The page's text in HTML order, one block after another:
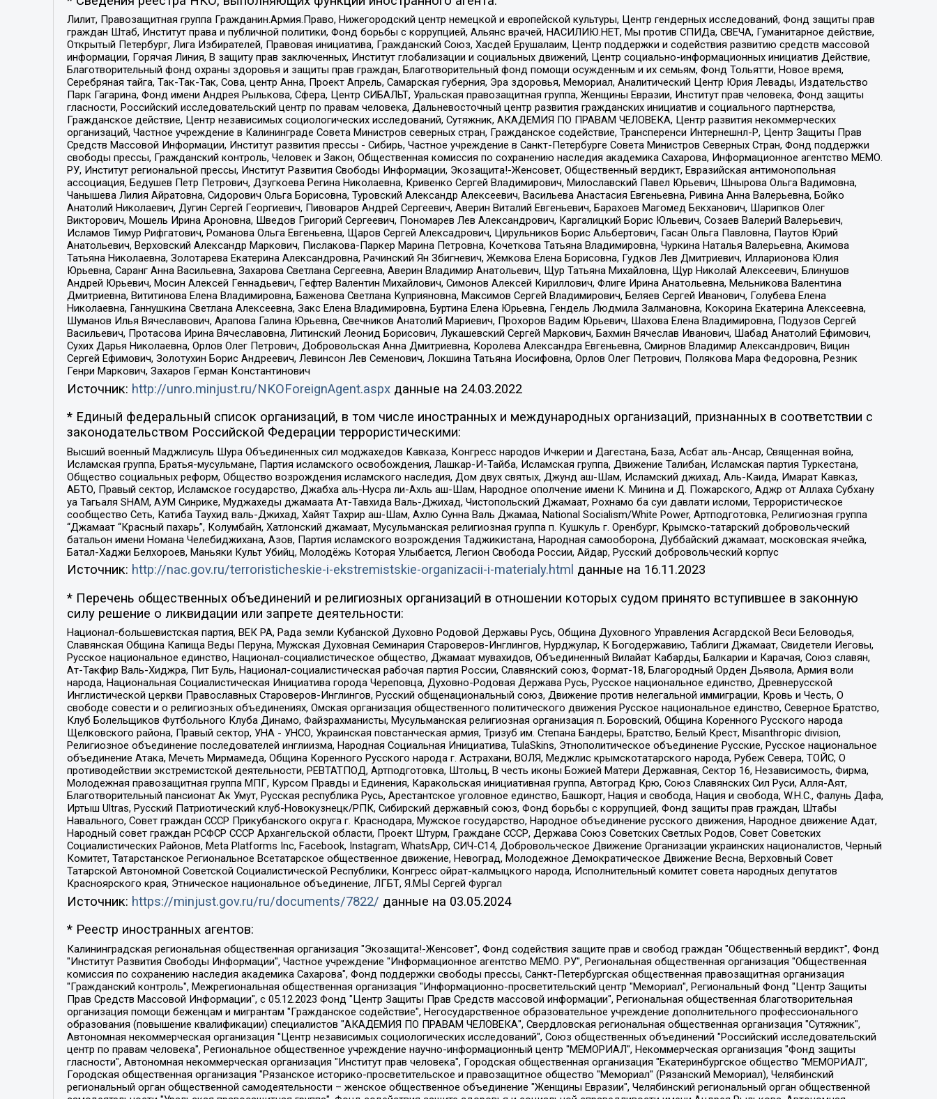
Лилит, Правозащитная группа Гражданин.Армия.Право, Нижегородский центр немецкой и европейской культуры, Центр гендерных исследований, Фонд защиты прав
граждан Штаб, Институт права и публичной политики, Фонд борьбы с коррупцией, Альянс врачей, НАСИЛИЮ.НЕТ, Мы против СПИДа, СВЕЧА, Гуманитарное действие,
Открытый Петербург, Лига Избирателей, Правовая инициатива, Гражданский Союз, Хасдей Ерушалаим, Центр поддержки и содействия развитию средств массовой
информации, Горячая Линия, В защиту прав заключенных, Институт глобализации и социальных движений, Центр социально-информационных инициатив Действие,
Благотворительный фонд охраны здоровья и защиты прав граждан, Благотворительный фонд помощи осужденным и их семьям, Фонд Тольятти, Новое время,
Серебряная тайга, Так-Так-Так, Сова, центр Анна, Проект Апрель, Самарская губерния, Эра здоровья, Мемориал, Аналитический Центр Юрия Левады, Издательство
Парк Гагарина, Фонд имени Андрея Рылькова, Сфера, Центр СИБАЛЬТ, Уральская правозащитная группа, Женщины Евразии, Институт прав человека, Фонд защиты
гласности, Российский исследовательский центр по правам человека, Дальневосточный центр развития гражданских инициатив и социального партнерства,
Гражданское действие, Центр независимых социологических исследований, Сутяжник, АКАДЕМИЯ ПО ПРАВАМ ЧЕЛОВЕКА, Центр развития некоммерческих
организаций, Частное учреждение в Калининграде Совета Министров северных стран, Гражданское содействие, Трансперенси Интернешнл-Р, Центр Защиты Прав
Средств Массовой Информации, Институт развития прессы - Сибирь, Частное учреждение в Санкт-Петербурге Совета Министров Северных Стран, Фонд поддержки
свободы прессы, Гражданский контроль, Человек и Закон, Общественная комиссия по сохранению наследия академика Сахарова, Информационное агентство МЕМО.
РУ, Институт региональной прессы, Институт Развития Свободы Информации, Экозащита!-Женсовет, Общественный вердикт, Евразийская антимонопольная
ассоциация, Бедушев Петр Петрович, Дзугкоева Регина Николаевна, Кривенко Сергей Владимирович, Милославский Павел Юрьевич, Шнырова Ольга Вадимовна,
Чанышева Лилия Айратовна, Сидорович Ольга Борисовна, Туровский Александр Алексеевич, Васильева Анастасия Евгеньевна, Ривина Анна Валерьевна, Бойко
Анатолий Николаевич, Дугин Сергей Георгиевич, Пивоваров Андрей Сергеевич, Аверин Виталий Евгеньевич, Барахоев Магомед Бекханович, Шарипков Олег
Викторович, Мошель Ирина Ароновна, Шведов Григорий Сергеевич, Пономарев Лев Александрович, Каргалицкий Борис Юльевич, Созаев Валерий Валерьевич,
Исламов Тимур Рифгатович, Романова Ольга Евгеньевна, Щаров Сергей Алексадрович, Цирульников Борис Альбертович, Гасан Ольга Павловна, Паутов Юрий
Анатольевич, Верховский Александр Маркович, Пислакова-Паркер Марина Петровна, Кочеткова Татьяна Владимировна, Чуркина Наталья Валерьевна, Акимова
Татьяна Николаевна, Золотарева Екатерина Александровна, Рачинский Ян Збигневич, Жемкова Елена Борисовна, Гудков Лев Дмитриевич, Илларионова Юлия
Юрьевна, Саранг Анна Васильевна, Захарова Светлана Сергеевна, Аверин Владимир Анатольевич, Щур Татьяна Михайловна, Щур Николай Алексеевич, Блинушов
Андрей Юрьевич, Мосин Алексей Геннадьевич, Гефтер Валентин Михайлович, Симонов Алексей Кириллович, Флиге Ирина Анатольевна, Мельникова Валентина
Дмитриевна, Вититинова Елена Владимировна, Баженова Светлана Куприяновна, Максимов Сергей Владимирович, Беляев Сергей Иванович, Голубева Елена
Николаевна, Ганнушкина Светлана Алексеевна, Закс Елена Владимировна, Буртина Елена Юрьевна, Гендель Людмила Залмановна, Кокорина Екатерина Алексеевна,
Шуманов Илья Вячеславович, Арапова Галина Юрьевна, Свечников Анатолий Мариевич, Прохоров Вадим Юрьевич, Шахова Елена Владимировна, Подузов Сергей
Васильевич, Протасова Ирина Вячеславовна, Литинский Леонид Борисович, Лукашевский Сергей Маркович, Бахмин Вячеслав Иванович, Шабад Анатолий Ефимович,
Сухих Дарья Николаевна, Орлов Олег Петрович, Добровольская Анна Дмитриевна, Королева Александра Евгеньевна, Смирнов Владимир Александрович, Вицин
Сергей Ефимович, Золотухин Борис Андреевич, Левинсон Лев Семенович, Локшина Татьяна Иосифовна, Орлов Олег Петрович, Полякова Мара Федоровна, Резник
Генри Маркович, Захаров Герман Константинович
Источник: http://unro.minjust.ru/NKOForeignAgent.aspxданные на 24.03.2022
* Единый федеральный список организаций, в том числе иностранных и международных организаций, признанных в соответствии с
законодательством Российской Федерации террористическими:
Высший военный Маджлисуль Шура Объединенных сил моджахедов Кавказа, Конгресс народов Ичкерии и Дагестана, База, Асбат аль-Ансар, Священная война,
Исламская группа, Братья-мусульмане, Партия исламского освобождения, Лашкар-И-Тайба, Исламская группа, Движение Талибан, Исламская партия Туркестана,
Общество социальных реформ, Общество возрождения исламского наследия, Дом двух святых, Джунд аш-Шам, Исламский джихад, Аль-Каида, Имарат Кавказ,
АБТО, Правый сектор, Исламское государство, Джабха аль-Нусра ли-Ахль аш-Шам, Народное ополчение имени К. Минина и Д. Пожарского, Аджр от Аллаха Субхану
уа Тагьаля SHAM, АУМ Синрике, Муджахеды джамаата Ат-Тавхида Валь-Джихад, Чистопольский Джамаат, Рохнамо ба суи давлати исломи, Террористическое
сообщество Сеть, Катиба Таухид валь-Джихад, Хайят Тахрир аш-Шам, Ахлю Сунна Валь Джамаа, National Socialism/White Power, Артподготовка, Религиозная группа
“Джамаат “Красный пахарь”, Колумбайн, Хатлонский джамаат, Мусульманская религиозная группа п. Кушкуль г. Оренбург, Крымско-татарский добровольческий
батальон имени Номана Челебиджихана, Азов, Партия исламского возрождения Таджикистана, Народная самооборона, Дуббайский джамаат, московская ячейка,
Батал-Хаджи Белхороев, Маньяки Культ Убийц, Молодёжь Которая Улыбается, Легион Свобода России, Айдар, Русский добровольческий корпус
Источник: http://nac.gov.ru/terroristicheskie-i-ekstremistskie-organizacii-i-materialy.html данные на 16.11.2023
* Перечень общественных объединений и религиозных организаций в отношении которых судом принято вступившее в законную
силу решение о ликвидации или запрете деятельности:
Национал-большевистская партия, ВЕК РА, Рада земли Кубанской Духовно Родовой Державы Русь, Община Духовного Управления Асгардской Веси Беловодья,
Славянская Община Капища Веды Перуна, Мужская Духовная Семинария Староверов-Инглингов, Нурджулар, К Богодержавию, Таблиги Джамаат, Свидетели Иеговы,
Русское национальное единство, Национал-социалистическое общество, Джамаат мувахидов, Объединенный Вилайат Кабарды, Балкарии и Карачая, Союз славян,
Ат-Такфир Валь-Хиджра, Пит Буль, Национал-социалистическая рабочая партия России, Славянский союз, Формат-18, Благородный Орден Дьявола, Армия воли
народа, Национальная Социалистическая Инициатива города Череповца, Духовно-Родовая Держава Русь, Русское национальное единство, Древнерусской
Инглистической церкви Православных Староверов-Инглингов, Русский общенациональный союз, Движение против нелегальной иммиграции, Кровь и Честь, О
свободе совести и о религиозных объединениях, Омская организация общественного политического движения Русское национальное единство, Северное Братство,
Клуб Болельщиков Футбольного Клуба Динамо, Файзрахманисты, Мусульманская религиозная организация п. Боровский, Община Коренного Русского народа
Щелковского района, Правый сектор, УНА - УНСО, Украинская повстанческая армия, Тризуб им. Степана Бандеры, Братство, Белый Крест, Misanthropic division,
Религиозное объединение последователей инглиизма, Народная Социальная Инициатива, TulaSkins, Этнополитическое объединение Русские, Русское национальное
объединение Атака, Мечеть Мирмамеда, Община Коренного Русского народа г. Астрахани, ВОЛЯ, Меджлис крымскотатарского народа, Рубеж Севера, ТОЙС, О
противодействии экстремистской деятельности, РЕВТАТПОД, Артподготовка, Штольц, В честь иконы Божией Матери Державная, Сектор 16, Независимость, Фирма,
Молодежная правозащитная группа МПГ, Курсом Правды и Единения, Каракольская инициативная группа, Автоград Крю, Союз Славянских Сил Руси, Алля-Аят,
Благотворительный пансионат Ак Умут, Русская республика Русь, Арестантское уголовное единство, Башкорт, Нация и свобода, Нация и свобода, W.H.С., Фалунь Дафа,
Иртыш Ultras, Русский Патриотический клуб-Новокузнецк/РПК, Сибирский державный союз, Фонд борьбы с коррупцией, Фонд защиты прав граждан, Штабы
Навального, Совет граждан СССР Прикубанского округа г. Краснодара, Мужское государство, Народное объединение русского движения, Народное движение Адат,
Народный совет граждан РСФСР СССР Архангельской области, Проект Штурм, Граждане СССР, Держава Союз Советских Светлых Родов, Совет Советских
Социалистических Районов, Meta Platforms Inc, Facebook, Instagram, WhatsApp, СИЧ-С14, Добровольческое Движение Организации украинских националистов, Черный
Комитет, Татарстанское Региональное Всетатарское общественное движение, Невоград, Молодежное Демократическое Движение Весна, Верховный Совет
Татарской Автономной Советской Социалистической Республики, Конгресс ойрат-калмыцкого народа, Исполнительный комитет совета народных депутатов
Красноярского края, Этническое национальное объединение, ЛГБТ, Я.МЫ Сергей Фургал
Источник: https://minjust.gov.ru/ru/documents/7822/ данные на 03.05.2024
* Реестр иностранных агентов:
Калининградская региональная общественная организация "Экозащита!-Женсовет", Фонд содействия защите прав и свобод граждан "Общественный вердикт", Фонд "Институт Развития Свободы Информации", Частное учреждение "Информационное агентство МЕМО. РУ", Региональная общественная организация "Общественная комиссия по сохранению наследия академика Сахарова", Фонд поддержки свободы прессы, Санкт-Петербургская общественная правозащитная организация "Гражданский контроль", Межрегиональная общественная организация "Информационно-просветительский центр "Мемориал", Региональный Фонд "Центр Защиты Прав Средств Массовой Информации", с 05.12.2023 Фонд "Центр Защиты Прав Средств массовой информации", Региональная общественная благотворительная организация помощи беженцам и мигрантам "Гражданское содействие", Негосударственное образовательное учреждение дополнительного профессионального образования (повышение квалификации) специалистов "АКАДЕМИЯ ПО ПРАВАМ ЧЕЛОВЕКА", Свердловская региональная общественная организация "Сутяжник", Автономная некоммерческая организация "Центр независимых социологических исследований", Союз общественных объединений "Российский исследовательский центр по правам человека", Региональное общественное учреждение научно-информационный центр "МЕМОРИАЛ", Некоммерческая организация "Фонд защиты гласности", Автономная некоммерческая организация "Институт прав человека", Городская общественная организация "Екатеринбургское общество "МЕМОРИАЛ", Городская общественная организация "Рязанское историко-просветительское и правозащитное общество "Мемориал" (Рязанский Мемориал), Челябинский региональный орган общественной самодеятельности – женское общественное объединение "Женщины Евразии", Челябинский региональный орган общественной самодеятельности "Уральская правозащитная группа", Фонд содействия защите здоровья и социальной справедливости имени Андрея Рылькова, Автономная Некоммерческая Организация "Аналитический Центр Юрия Левады", Автономная некоммерческая организация социальной поддержки населения "Проект Апрель", Региональная общественная организация помощи женщинам и детям, находящимся в кризисной ситуации "Информационно-методический центр "Анна", Фонд содействия развитию массовых коммуникаций и правовому просвещению "Так-так-Так", Фонд содействия устойчивому развитию "Серебряная тайга", Свердловский региональный общественный фонд социальных проектов "Новое время", "Idel.Реалии", Кавказ.Реалии, Крым.Реалии, Телеканал Настоящее Время, Татаро-башкирская служба Радио Свобода (Azatliq Radiosi), Радио Свободная Европа/Радио Свобода (PCE/PC), "Сибирь.Реалии", "Фактограф", Благотворительный фонд помощи осужденным и их семьям, Автономная некоммерческая организация "Институт глобализации и социальных движений", Фонд "В защиту прав заключенных", Частное учреждение "Центр поддержки и содействия развитию средств массовой информации", Пензенский региональный общественный благотворительный фонд "Гражданский союз", "Север.Реалии", Некоммерческая организация Фонд "Правовая инициатива", Общество с ограниченной ответственностью "Радио Свободная Европа/Радио Свобода", Чешское информационное агентство "MEDIUM-ORIENT", Красноярская региональная общественная организация "Мы против СПИДа", Камалягин Денис Николаевич, Маркелов Сергей Евгеньевич, Пономарев Лев Александрович, Савицкая Людмила Алексеевна, Автономная некоммерческая организация "Центр по работе с проблемой насилия "НАСИЛИЮ.НЕТ", Межрегиональный профессиональный союз работников здравоохранения "Альянс врачей", Юридическое лицо, зарегистрированное в Латвийской Республике, SIA "Medusa Project" (регистрационный номер 40103797863, дата регистрации 10.06.2014), Некоммерческая организация "Фонд по борьбе с коррупцией", Автономная некоммерческая организация "Институт права и публичной политики", Баданин Роман Сергеевич, Гликин Максим Александрович, Железнова Мария Михайловна, Лукьянова Юлия Сергеевна, Маетная Елизавета Витальевна, Маняхин Петр Борисович, Чуракова Ольга Владимировна, Ярош Юлия Петровна, Юридическое лицо "The Insider SIA", зарегистрированное в Риге, Латвийская Республика (дата регистрации 26.06.2015), являющееся администратором доменного имени интернет-издания "The Insider SIA", https://theins.ru, Постернак Алексей Евгеньевич, Рубин Михаил Аркадьевич, Анин Роман Александрович, Юридическое лицо Istories fonds, зарегистрированное в Латвийской Республике (регистрационный номер 50008295751, дата регистрации 24.02.2020), Великовский Дмитрий Александрович, Долинина Ирина Николаевна, Мароховская Алеся Алексеевна, Шлейнов Роман Юрьевич, Шмагун Олеся Валентиновна, Общество с ограниченной ответственностью "Альтаир 2021", Общество с ограниченной ответственностью "Вега 2021", Общество с ограниченной ответственностью "Главный редактор 2021", Общество с ограниченной ответственностью "Ромашки монолит", Важенков Артем Валерьевич, Ивановская областная общественная организация "Центр гендерных исследований", Гурман Юрий Альбертович, Медиапроект "ОВД-Инфо", Егоров Владимир Владимирович, Жилинский Владимир Александрович, Общество с ограниченной ответственностью "ЗП", Иванова София Юрьевна, Карезина Инна Павловна, Кильтау Екатерина Викторовна, Петров Алексей Викторович, Пискунов Сергей Евгеньевич, Смирнов Сергей Сергеевич, Тихонов Михаил Сергеевич, Общество с ограниченной ответственностью "ЖУРНАЛИСТ-ИНОСТРАННЫЙ АГЕНТ", Арапова Галина Юрьевна, Вольтская Татьяна Анатольевна, Американская компания "Mason G.E.S. Anonymous Foundation" (США), являющаяся владельцем интернет-издания https://mnews.world/, Компания "Stichting Bellingcat", зарегистрированная в Нидерландах (дата регистрации 11.07.2018), Захаров Андрей Вячеславович, Клепиковская Екатерина Дмитриевна, Общество с ограниченной ответственностью "МЕМО", Перл Роман Александрович, Симонов Евгений Алексеевич, Соловьева Елена Анатольевна, Сотников Даниил Владимирович, Сурначева Елизавета Дмитриевна, Автономная некоммерческая организация по защите прав человека и информированию населения "Якутия – Наше Мнение", Общество с ограниченной ответственностью "Москоу диджитал медиа", с 26.01.2023 Общество с ограниченной ответственностью "Чайка Белые сады", Ветошкина Валерия Валерьевна, Заговора Максим Александрович, Межрегиональное общественное движение "Российская ЛГБТ - сеть", Оленичев Максим Владимирович, Павлов Иван Юрьевич, Скворцова Елена Сергеевна, Общество с ограниченной ответственностью "Как бы инагент", Кочетков Игорь Викторович, Общество с ограниченной ответственностью "Честные выборы", Еланчик Олег Александрович, Общество с ограниченной ответственностью "Нобелевский призыв", Гималова Регина Эмилевна, Григорьев Андрей Валерьевич, Григорьева Алина Александровна, Ассоциация по содействию защите прав призывников, альтернативнослужащих и военнослужащих "Правозащитная группа "Гражданин.Армия.Право", Хисамова Регина Фаритовна, Автономная некоммерческая организация по реализации социально-правовых программ "Лилит", Дальневосточное общественное движение "Маяк", Санкт-Петербургская ЛГБТ-инициативная группа "Выход", Инициативная группа ЛГБТ+ "Реверс", Алексеев Андрей Викторович, Бекбулатова Таисия Львовна, Беляев Иван Михайлович, Владыкина Елена Сергеевна, Гельман Марат Александрович, Никульшина Вероника Юрьевна, Толоконникова Надежда Андреевна, Шендерович Виктор Анатольевич, Общество с ограниченной ответственностью "Данное сообщение", Общество с ограниченной ответственностью Издательский дом "Новая глава", Айнбиндер Александра Александровна, Московский комьюнити-центр для ЛГБТ+инициатив, Благотворительный фонд развития филантропии, Deutsche Welle (Германия, Kurt-Schumacher-Strasse 3, 53113 Bonn), Борзунова Мария Михайловна, Воробьев Виктор Викторович, Голубева Анна Львовна, Константинова Алла Михайловна, Малкова Ирина Владимировна, Мурадов Мурад Абдулгалимович, Осетинская Елизавета Николаевна, Понасенков Евгений Николаевич, Ганапольский Матвей Юрьевич, Киселев Евгений Алексеевич, Борухович Ирина Григорьевна, Дремин Иван Тимофеевич, Дубровский Дмитрий Викторович, Красноярская региональная общественная организация поддержки и развития альтернативных образовательных технологий и межкультурных коммуникаций "ИНТЕРРА", Маяковская Екатерина Алексеевна, Фейгин Марк Захарович, Филимонов Андрей Викторович, Дзугкоева Регина Николаевна, Доброхотов Роман Александрович, Дудь Юрий Александрович, Елкин Сергей Владимирович, Кругликов Кирилл Игоревич, Сабунаева Мария Леонидовна, Семенов Алексей Владимирович, Шаинян Карен Багратович, Шульман Екатерина Михайловна, Асафьев Артур Валерьевич, Вахштайн Виктор Семенович, Венедиктов Алексей Алексеевич, Лушникова Екатерина Евгеньевна, Волков Леонид Михайлович, Невзоров Александр Глебович, Пархоменко Сергей Борисович, Сироткин Ярослав Николаевич, Кара-Мурза Владимир Владимирович, Баранова Наталья Владимировна, Гозман Леонид Яковлевич, Кагарлицкий Борис Юльевич, Климарев Михаил Валерьевич, Милов Владимир Станиславович, Автономная некоммерческая организация Краснодарский центр современного искусства "Типография", Моргенштерн Алишер Тагирович, Соболь Любовь Эдуардовна, Общество с ограниченной ответственностью "ЛИЗА НОРМ", Каспаров Гарри Кимович, Ходорковский Михаил Борисович, Общество с ограниченной ответственностью "Апрельские тезисы", Данилович Ирина Брониславовна, Кашин Олег Владимирович, Петров Николай Владимирович, Пивоваров Алексей Владимирович, Соколов Михаил Владимирович, Цветкова Юлия Владимировна, Чичваркин Евгений Александрович, Комитет против пыток/Команда против пыток, Общество с ограниченной ответственностью "Первый научный", Общество с ограниченной ответственностью "Вертолет и ко", Белоцерковская Вероника Борисовна, Кац Максим Евгеньевич, Лазарева Татьяна Юрьевна, Шаведдинов Руслан Табризович, Яшин Илья Валерьевич, Общество с ограниченной ответственностью "Иноагент ААВ", Алешковский Дмитрий Петрович, Альбац Евгения Марковна, Быков Дмитрий Львович, Галямина Юлия Евгеньевна, Лойко Сергей Леонидович, Мартынов Кирилл Константинович, Медведев Сергей Александрович, Крашенинников Федор Геннадиевич, Гордеева Катерина Вл